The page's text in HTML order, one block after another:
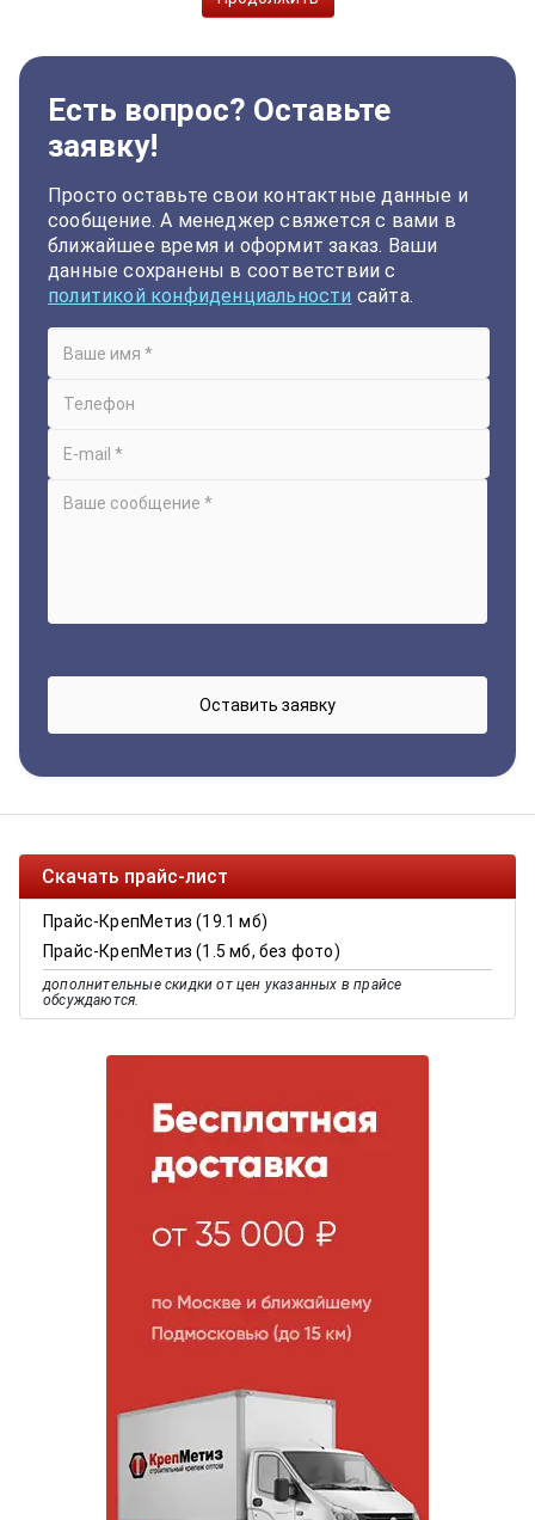
Есть вопрос? Оставьте
заявку!
Просто оставьте свои контактные данные и
сообщение. А менеджер свяжется с вами в
ближайшее время и оформит заказ. Ваши
данные сохранены в соответствии с
политикой конфиденциальности сайта.
Скачать прайс-лист
Прайс-КрепМетиз (19.1 мб)
Прайс-КрепМетиз (1.5 мб, без фото)
дополнительные скидки от цен указанных в прайсе
обсуждаются.